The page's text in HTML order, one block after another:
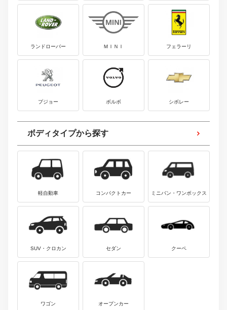
ランドローバー ＭＩＮＩ フェラーリ
プジョー ボルボ シボレー
ボディタイプから探す
軽自動車 コンパクトカー ミニバン・ワンボックス
SUV・クロカン セダン クーペ
ワゴン オープンカー